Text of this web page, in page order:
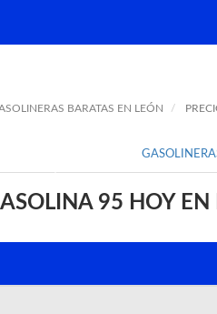
BARATAS EN LEÓN
95 HOY EN